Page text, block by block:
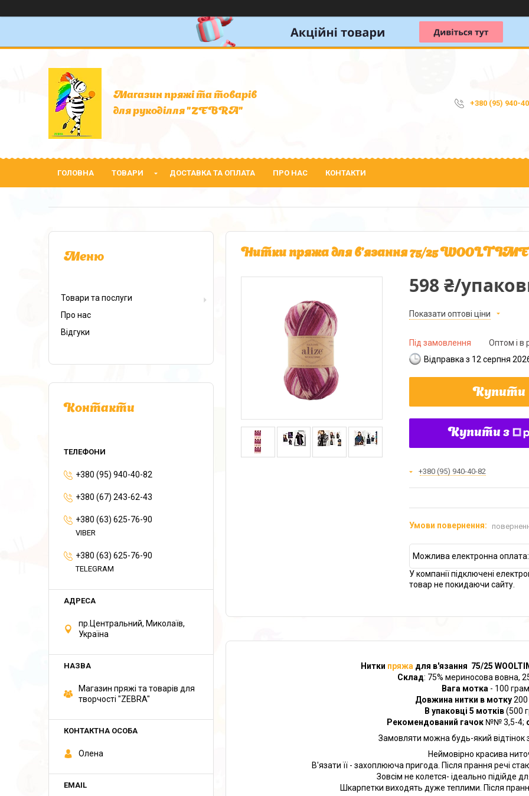
Магазин пряжі та товарів
для рукоділля "ZEBRA"
+380 (95) 940-
ГОЛОВНА ТОВАРИ ДОСТАВКА ТА ОПЛАТА ПРО НАС КОНТАКТИ
Нитки пряжа для в'язання 75/25
598 ₴/
Показати оптові ціни
Під замовлення
Оптом і в
Відправка з 12 серпня
Купити
Купити з
+380 (95) 940-40-82
У компанії підключені
товар не покидаючи сайту.
Нитки пряжа для в'язання 75/25
Склад: 75% мериносова вовна,
Вага мотка - 100 грам
Довжина нитки в мотку200
В упаковці 5 мотків(500
Рекомендований гачок №№ 3,5-4;
Замовляти можна будь-який відтінок
Неймовірно красива
В'язати її - захоплююча пригода. Після прання речі
Зовсім не колется- ідеально підійде
Шкарпетки виходять дуже теплими. Після
Товари та послуги
Про нас
Відгуки
Контакти
+380 (95) 940-40-82
+380 (67) 243-62-43
+380 (63) 625-76-90
VIBER
+380 (63) 625-76-90
TELEGRAM
пр.Центральний, Миколаїв,
Україна
Магазин пряжі та товарів для
творчості "ZEBRA"
Олена